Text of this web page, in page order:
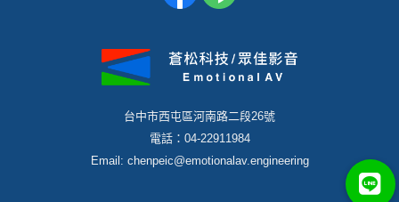
台中市西屯區河南路二段26號
電話：04-22911984
Email: chenpeic@emotionalav.engineering